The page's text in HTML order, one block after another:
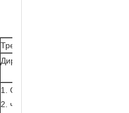
Требования
Директивная спецификация ДУТ
1. Отсутствие визуального
2. частота Тол.<>